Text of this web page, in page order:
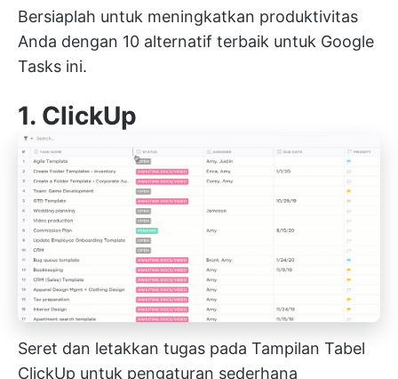
Bersiaplah untuk meningkatkan produktivitas
Anda dengan 10 alternatif terbaik untuk Google
Tasks ini.
1. ClickUp
Seret dan letakkan tugas pada Tampilan Tabel
ClickUp untuk pengaturan sederhana